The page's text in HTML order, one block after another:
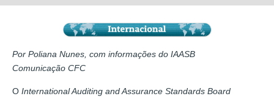
Por Poliana Nunes, com informações do IAASB
Comunicação CFC
O International Auditing and Assurance Standards Board